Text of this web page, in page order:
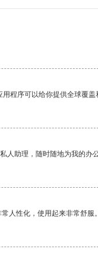
程序可以给你提供全球覆盖
人助理，随时随地为我的办
人性化，使用起来非常舒服。